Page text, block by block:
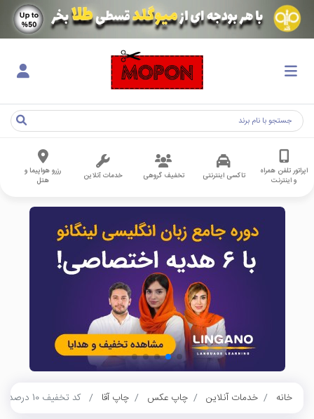
اپراتور تلفن همراه
و اینترنت
تاکسی اینترنتی تخفیف گروهی خدمات آنلاین
رزرو هواپیما و
هتل
خانه خدمات آنلاین چاپ عکس چاپ آقا کد تخفیف 10 درصدی محصولات افست چاپ آقا